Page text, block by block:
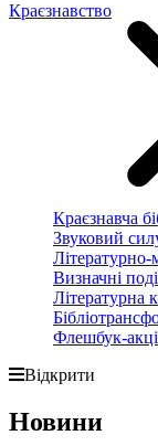
Краєзнавство
Краєзнавча
Звуковий
Визначні
Літературна
Флешбук-
Відкрити
Новини